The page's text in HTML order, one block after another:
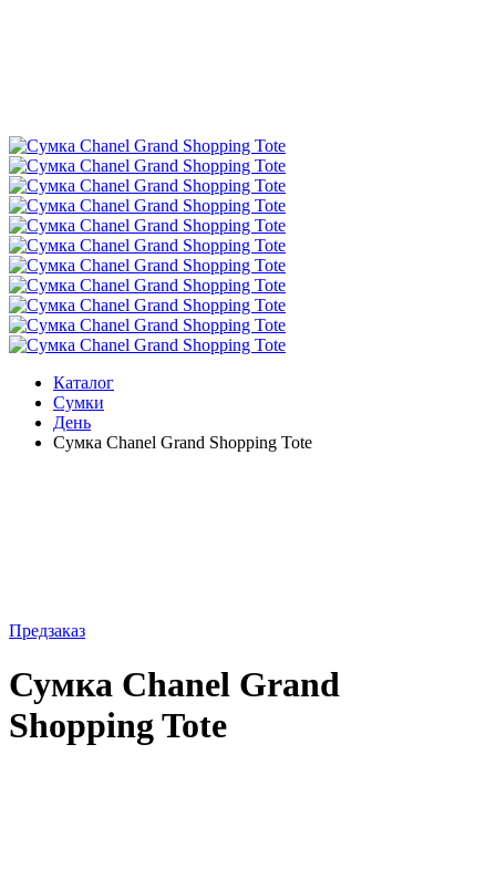
Сумка Chanel Grand Shopping Tote
Предзаказ
Сумка Chanel Grand
Shopping Tote
По предварительному заказу.
Срок поставки 2–4 недели.
Размер:L